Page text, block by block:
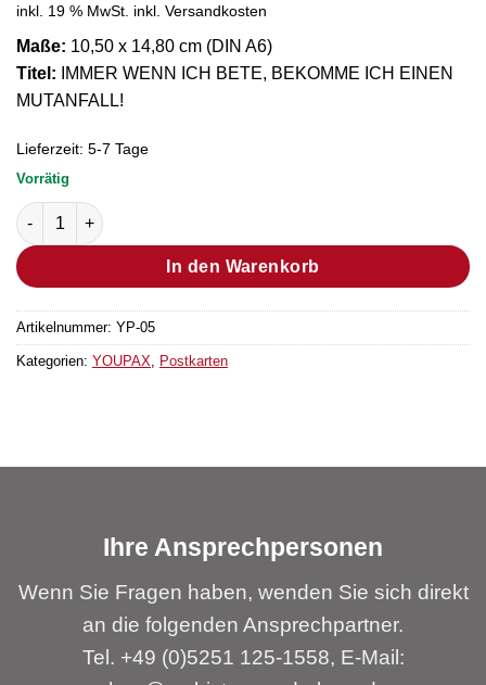
inkl. 19 % MwSt. inkl. Versandkosten
Maße: 10,50 x 14,80 cm (DIN A6)
Titel: IMMER WENN ICH BETE, BEKOMME ICH EINEN
MUTANFALL!
Lieferzeit: 5-7 Tage
Vorrätig
Postkarte “MUTANFALL” Menge
In den Warenkorb
Artikelnummer: YP-05
Kategorien: YOUPAX Postkarten
Ihre Ansprechpersonen
Wenn Sie Fragen haben, wenden Sie sich direkt
an die folgenden Ansprechpartner.
Tel. +49 (0)5251 125-1558, E-Mail: